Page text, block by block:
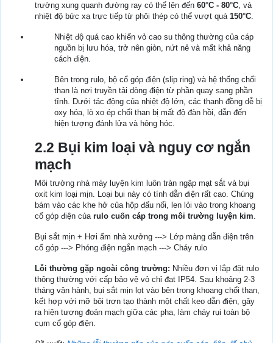
trường xung quanh đường ray có thể lên đến 60°C - 80°C, và
nhiệt độ bức xạ trực tiếp từ phôi thép có thể vượt quá 150°C.
Nhiệt độ quá cao khiến vỏ cao su thông thường của cáp
nguồn bị lưu hóa, trở nên giòn, nứt nẻ và mất khả năng
cách điện.
Bên trong rulo, bộ cổ góp điện (slip ring) và hệ thống chổi
than là nơi truyền tải dòng điện từ phần quay sang phần
tĩnh. Dưới tác động của nhiệt độ lớn, các thanh đồng dễ bị
oxy hóa, lò xo ép chổi than bị mất độ đàn hồi, dẫn đến
hiện tượng đánh lửa và hỏng hóc.
2.2 Bụi kim loại và nguy cơ ngắn
mạch
Môi trường nhà máy luyện kim luôn tràn ngập mạt sắt và bụi
oxit kim loại mịn. Loại bụi này có tính dẫn điện rất cao. Chúng
bám vào các khe hở của hộp đấu nối, len lỏi vào trong khoang
cổ góp điện của rulo cuốn cáp trong môi trường luyện kim.
Bụi sắt mịn + Hơi ẩm nhà xưởng ---> Lớp màng dẫn điện trên
cổ góp ---> Phóng điện ngắn mạch ---> Cháy rulo
Lỗi thường gặp ngoài công trường: Nhiều đơn vị lắp đặt rulo
thông thường với cấp bảo vệ vỏ chỉ đạt IP54. Sau khoảng 2-3
tháng vận hành, bụi sắt mịn lọt vào bên trong khoang chổi than,
kết hợp với mỡ bôi trơn tạo thành một chất keo dẫn điện, gây
ra hiện tượng đoản mạch giữa các pha, làm cháy rụi toàn bộ
cụm cổ góp điện.